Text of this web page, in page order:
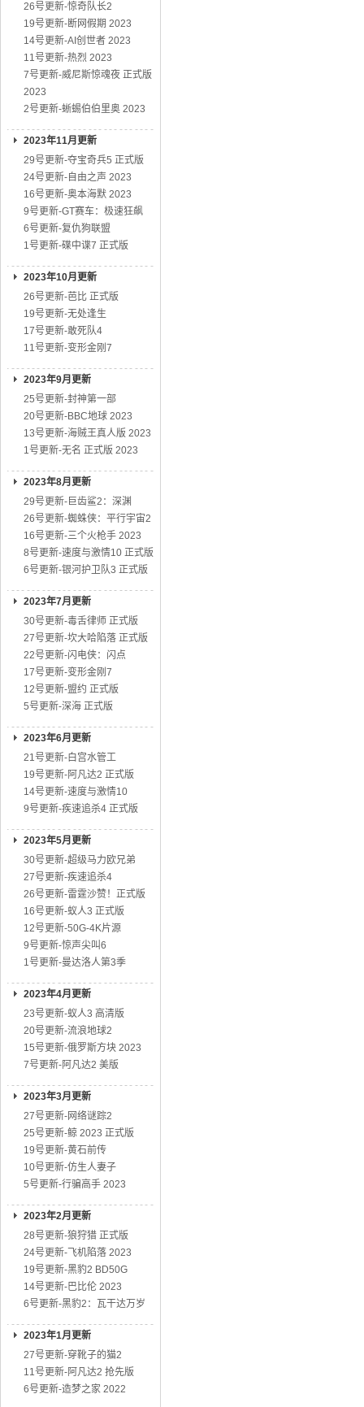
26号更新-惊奇队长2
19号更新-断网假期 2023
14号更新-AI创世者 2023
11号更新-热烈 2023
7号更新-威尼斯惊魂夜 正式版
2023
2号更新-蜥蜴伯伯里奥 2023
2023年11月更新
29号更新-夺宝奇兵5 正式版
24号更新-自由之声 2023
16号更新-奥本海默 2023
9号更新-GT赛车：极速狂飙
6号更新-复仇狗联盟
1号更新-碟中谍7 正式版
2023年10月更新
26号更新-芭比 正式版
19号更新-无处逢生
17号更新-敢死队4
11号更新-变形金刚7
2023年9月更新
25号更新-封神第一部
20号更新-BBC地球 2023
13号更新-海贼王真人版 2023
1号更新-无名 正式版 2023
2023年8月更新
29号更新-巨齿鲨2：深渊
26号更新-蜘蛛侠：平行宇宙2
16号更新-三个火枪手 2023
8号更新-速度与激情10 正式版
6号更新-银河护卫队3 正式版
2023年7月更新
30号更新-毒舌律师 正式版
27号更新-坎大哈陷落 正式版
22号更新-闪电侠：闪点
17号更新-变形金刚7
12号更新-盟约 正式版
5号更新-深海 正式版
2023年6月更新
21号更新-白宫水管工
19号更新-阿凡达2 正式版
14号更新-速度与激情10
9号更新-疾速追杀4 正式版
2023年5月更新
30号更新-超级马力欧兄弟
27号更新-疾速追杀4
26号更新-雷霆沙赞！正式版
16号更新-蚁人3 正式版
12号更新-50G-4K片源
9号更新-惊声尖叫6
1号更新-曼达洛人第3季
2023年4月更新
23号更新-蚁人3 高清版
20号更新-流浪地球2
15号更新-俄罗斯方块 2023
7号更新-阿凡达2 美版
2023年3月更新
27号更新-网络谜踪2
25号更新-鲸 2023 正式版
19号更新-黄石前传
10号更新-仿生人妻子
5号更新-行骗高手 2023
2023年2月更新
28号更新-狼狩猎 正式版
24号更新-飞机陷落 2023
19号更新-黑豹2 BD50G
14号更新-巴比伦 2023
6号更新-黑豹2：瓦干达万岁
2023年1月更新
27号更新-穿靴子的猫2
11号更新-阿凡达2 抢先版
6号更新-造梦之家 2022